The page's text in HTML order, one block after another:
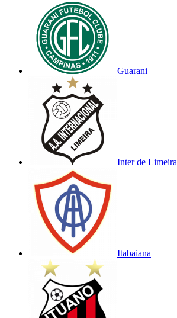
Guarani
Inter de Limeira
Itabaiana